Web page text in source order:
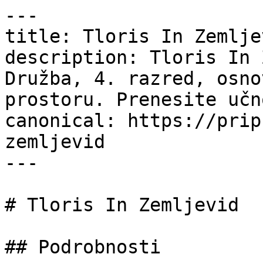
---
title: Tloris In
description: Tloris In
Družba, 4. razred,
prostoru. Prenesite
canonical: https://
zemljevid
---
# Tloris In Zemljevid
## Podrobnosti